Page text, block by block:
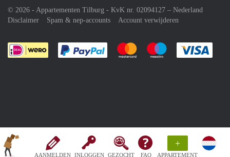
AANMELDEN INLOGGEN GEZOCHT FAQ
+
APPARTEMENT
© 2026 - Appartementen Tilburg - KvK nr. 02094127 – Nederland
Disclaimer
Spam & nep-accounts Account verwijderen
Je rekent gemakkelijk af met Paypal
Je rekent gemakkelijk af met
Je rekent